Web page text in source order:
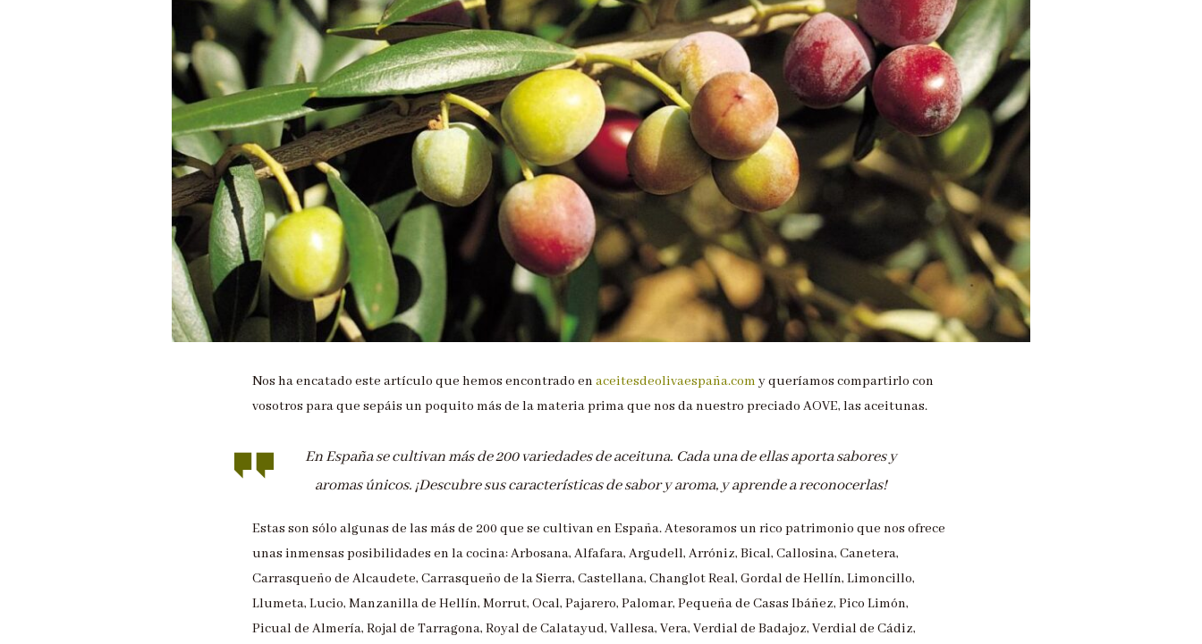
Nos ha encatado este artículo que hemos encontrado en aceitesdeolivaespaña.com y queríamos compartirlo con
vosotros para que sepáis un poquito más de la materia prima que nos da nuestro preciado AOVE, las aceitunas.
En España se cultivan más de 200 variedades de aceituna. Cada una de ellas aporta sabores y
aromas únicos. ¡Descubre sus características de sabor y aroma, y aprende a reconocerlas!
Estas son sólo algunas de las más de 200 que se cultivan en España. Atesoramos un rico patrimonio que nos ofrece
unas inmensas posibilidades en la cocina: Arbosana, Alfafara, Argudell, Arróniz, Bical, Callosina, Canetera,
Carrasqueño de Alcaudete, Carrasqueño de la Sierra, Castellana, Changlot Real, Gordal de Hellín, Limoncillo,
Llumeta, Lucio, Manzanilla de Hellín, Morrut, Ocal, Pajarero, Palomar, Pequeña de Casas Ibáñez, Pico Limón,
Picual de Almería, Rojal de Tarragona, Royal de Calatayud, Vallesa, Vera, Verdial de Badajoz, Verdial de Cádiz,